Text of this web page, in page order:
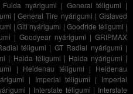
Fulda nyárigumi | General téligumi |
|General Tire nyárigumi |Gislaved
|Giti nyárigumi | Goodride téligumi |
| Goodyear nyárigumi | GRIPMAX
téligumi | GT Radial nyárigumi |
| Haida téligumi | Haida nyárigumi |
| Heidenau téligumi | Heidenau
| Imperial téligumi | Imperial
| Interstate téligumi | Interstate